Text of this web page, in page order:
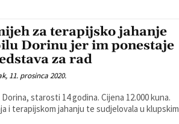
za terapijsko jahanje
Dorinu jer im ponestaje
za rad
11. prosinca 2020.
starosti 14 godina. Cijena 12.000 kuna.
i terapijskom jahanju te sudjelovala u klupskim